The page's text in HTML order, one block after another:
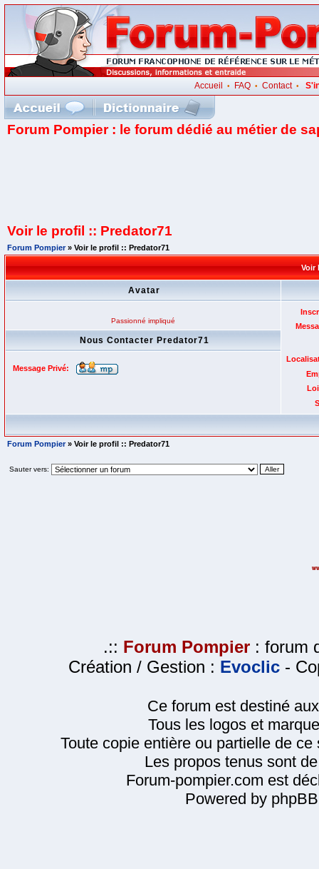
Accueil • FAQ •Contact•
Forum Pompier : le forum dédié au métier de
Voir le profil :: Predator71
Forum Pompier» Voir le profil :: Predator71
Voir
Avatar
Passionné impliqué
Nous Contacter Predator71
Message Privé:
Forum Pompier» Voir le profil :: Predator71
Sauter vers:
.:: Forum Pompier : forum
Création / Gestion : Evoclic -
Ce forum est destiné
Tous les logos et
Toute copie entière ou partielle de
Les propos tenus sont
Forum-pompier.com est
Powered by